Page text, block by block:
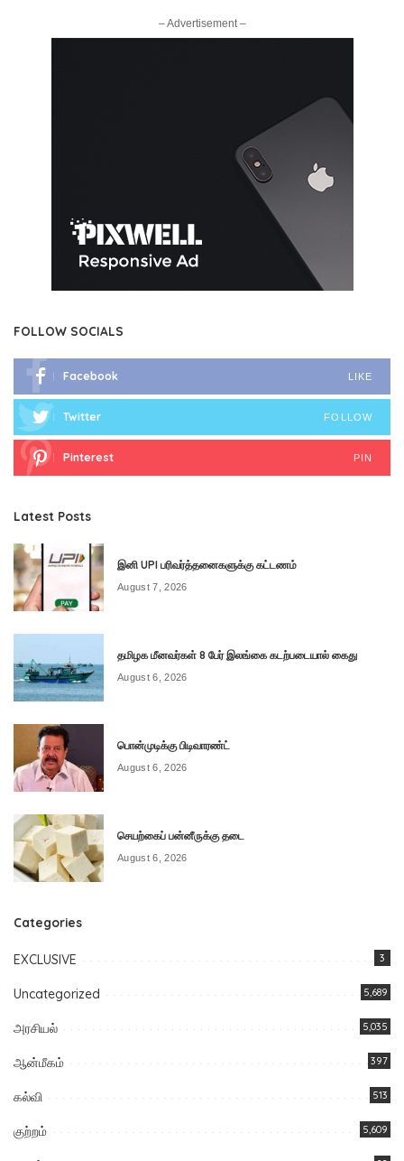
– Advertisement –
FOLLOW SOCIALS
Facebook LIKE
Twitter FOLLOW
Pinterest PIN
Latest Posts
இனி UPI பரிவர்த்தனைகளுக்கு கட்டணம்
August 7, 2026
தமிழக மீனவர்கள் 8 பேர் இலங்கை கடற்படையால் கைது
August 6, 2026
பொன்முடிக்கு பிடிவாரண்ட்
August 6, 2026
செயற்கைப் பன்னீருக்கு தடை
August 6, 2026
Categories
EXCLUSIVE 3
Uncategorized 5,689
அரசியல் 5,035
ஆன்மீகம் 397
கல்வி 513
குற்றம் 5,609